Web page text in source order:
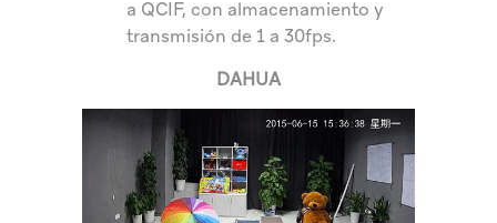
a QCIF, con almacenamiento y
transmisión de 1 a 30fps.
DAHUA